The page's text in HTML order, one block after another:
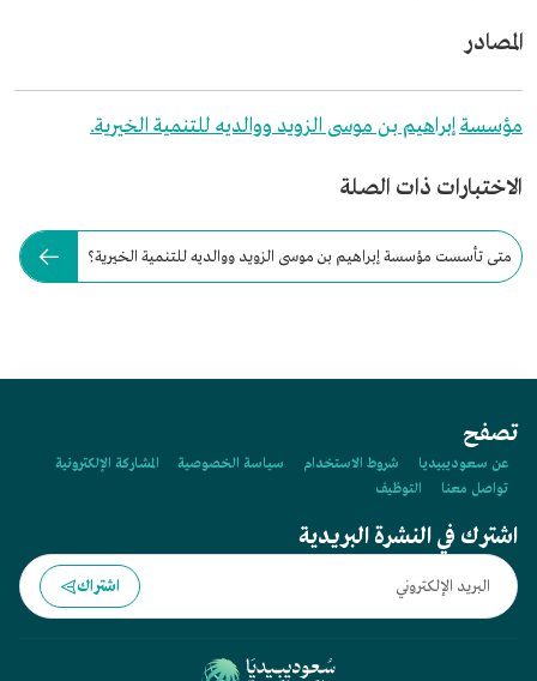
المصادر
مؤسسة إبراهيم بن موسى الزويد ووالديه للتنمية الخيرية.
الاختبارات ذات الصلة
متى تأسست مؤسسة إبراهيم بن موسى الزويد ووالديه للتنمية الخيرية؟
تصفح
عن سعوديبيديا شروط الاستخدام سياسة الخصوصية
المشاركة الإلكترونية
تواصل معنا
التوظيف
اشترك في النشرة البريدية
اشتراك